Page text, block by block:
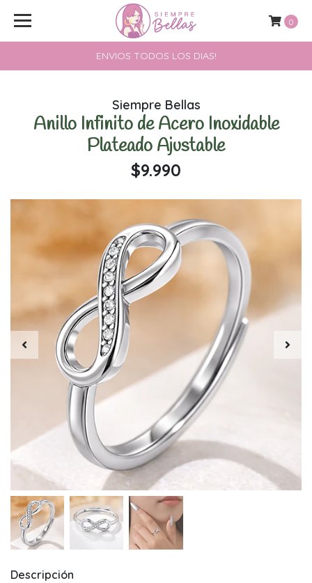
ENVIOS TODOS LOS DIAS!
0
Siempre Bellas
Anillo Infinito de Acero Inoxidable
Plateado Ajustable
$9.990
Descripción